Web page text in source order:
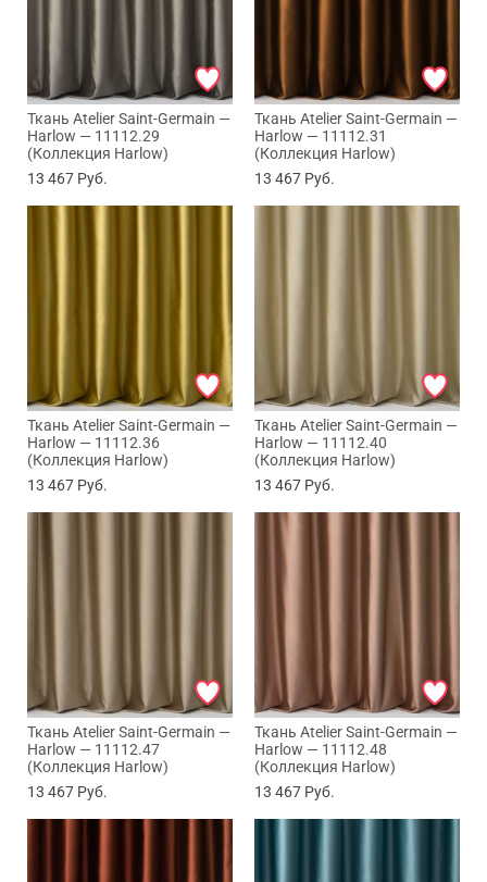
Ткань Atelier Saint-Germain —
Harlow — 11112.29
(Коллекция Harlow)
13 467 Руб.
Ткань Atelier Saint-Germain —
Harlow — 11112.31
(Коллекция Harlow)
13 467 Руб.
Ткань Atelier Saint-Germain —
Harlow — 11112.36
(Коллекция Harlow)
13 467 Руб.
Ткань Atelier Saint-Germain —
Harlow — 11112.40
(Коллекция Harlow)
13 467 Руб.
Ткань Atelier Saint-Germain —
Harlow — 11112.47
(Коллекция Harlow)
13 467 Руб.
Ткань Atelier Saint-Germain —
Harlow — 11112.48
(Коллекция Harlow)
13 467 Руб.